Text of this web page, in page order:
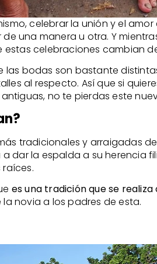
celebrar la unión y el
una manera u otra. Y
celebraciones cambian
las bodas son bastante
al respecto. Así que si
no te pierdas este
tradicionales y arraigadas
dar la espalda a su herencia
es una tradición que se
novia a los padres de esta.